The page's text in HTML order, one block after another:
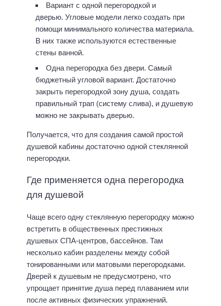
Вариант с одной перегородкой и
дверью. Угловые модели легко создать при
помощи минимального количества материала.
В них также используются естественные
стены ванной.
Одна перегородка без двери. Самый
бюджетный угловой вариант. Достаточно
закрыть перегородкой зону душа, создать
правильный трап (систему слива), и душевую
можно не закрывать дверью.
Получается, что для создания самой простой
душевой кабины достаточно одной стеклянной
перегородки.
Где применяется одна перегородка
для душевой
Чаще всего одну стеклянную перегородку можно
встретить в общественных престижных
душевых СПА-центров, бассейнов. Там
несколько кабин разделены между собой
тонированными или матовыми перегородками.
Дверей к душевым не предусмотрено, что
упрощает принятие душа перед плаванием или
после активных физических упражнений.